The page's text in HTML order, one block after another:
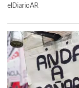
elDiarioAR